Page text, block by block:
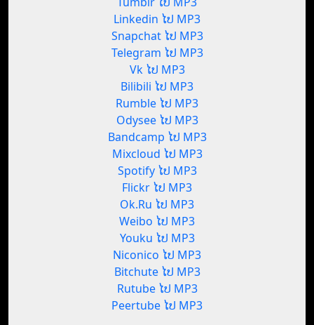
Linkedin ໄປ MP3
Snapchat ໄປ MP3
Telegram ໄປ MP3
Vk ໄປ MP3
Bilibili ໄປ MP3
Rumble ໄປ MP3
Odysee ໄປ MP3
Bandcamp ໄປ MP3
Mixcloud ໄປ MP3
Spotify ໄປ MP3
Flickr ໄປ MP3
Ok.Ru ໄປ MP3
Weibo ໄປ MP3
Youku ໄປ MP3
Niconico ໄປ MP3
Bitchute ໄປ MP3
Rutube ໄປ MP3
Peertube ໄປ MP3